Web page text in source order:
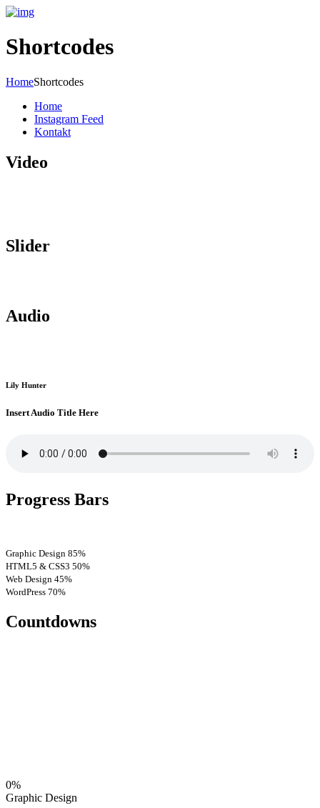
Shortcodes
HomeShortcodes
Home
Instagram Feed
Kontakt
Video
Slider
Audio
Lily Hunter
Insert Audio Title Here
Progress Bars
Graphic Design 85%
HTML5 & CSS3 50%
Web Design 45%
WordPress 70%
Countdowns
0%
Graphic Design